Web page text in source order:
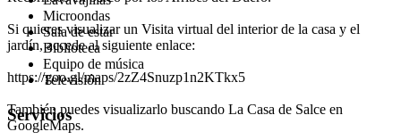
Si quieres visualizar un Visita virtual del interior de la casa y el
jardín, accede al siguiente enlace:
https://goo.gl/maps/2zZ4Snuzp1n2KTkx5
También puedes visualizarlo buscando La Casa de Salce en
GoogleMaps.
Microondas
Sala de estar
Biblioteca
Equipo de música
Televisión
Servicios